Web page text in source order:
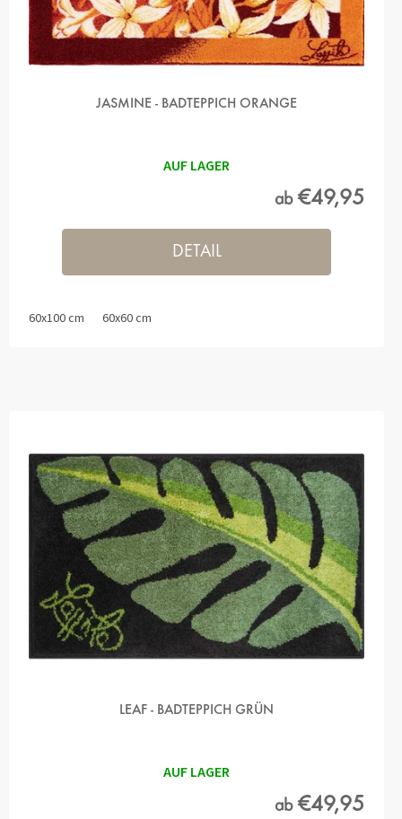
JASMINE - BADTEPPICH ORANGE
AUF LAGER
ab€49,95
DETAIL
60x100 cm 60x60 cm
LEAF - BADTEPPICH GRÜN
AUF LAGER
ab€49,95